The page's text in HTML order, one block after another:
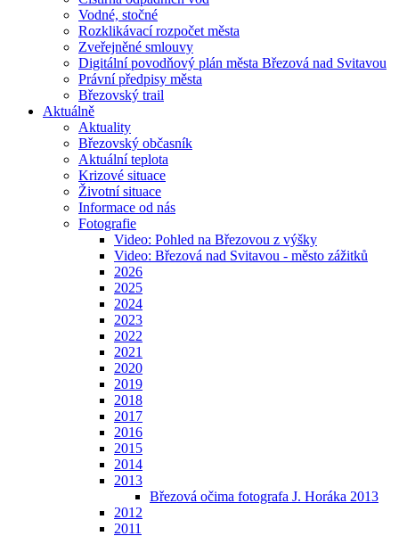
Vodné, stočné
Rozklikávací rozpočet města
Zveřejněné smlouvy
Digitální povodňový plán města Březová nad Svitavou
Právní předpisy města
Březovský trail
Aktuálně
Aktuality
Březovský občasník
Aktuální teplota
Krizové situace
Životní situace
Informace od nás
Fotografie
Video: Pohled na Březovou z výšky
Video: Březová nad Svitavou - město zážitků
2026
2025
2024
2023
2022
2021
2020
2019
2018
2017
2016
2015
2014
2013
Březová očima fotografa J. Horáka 2013
2012
2011